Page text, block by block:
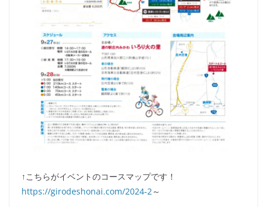
↑こちらがイベントのコースマップです！
https://girodeshonai.com/2024-2 ～